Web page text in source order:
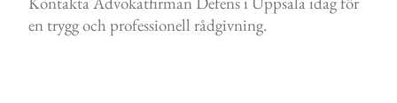
en trygg och professionell rådgivning.